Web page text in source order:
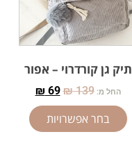
תיק גן קורדרוי – אפור
החל מ: ₪139
₪ 69
בחר אפשרויות